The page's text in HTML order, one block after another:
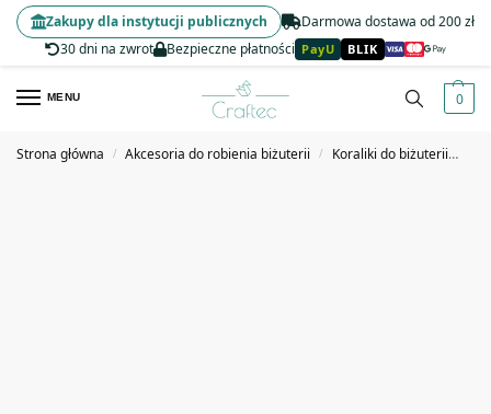
Darmowa dostawa od 200 zł
30 dni na zwrot
Bezpieczne płatności PayU BLIK
Zakupy dla instytucji publicznych
MENU 0
Strona główna / Akcesoria do robienia biżuterii / Koraliki do biżuterii